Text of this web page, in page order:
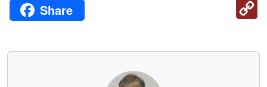
Share